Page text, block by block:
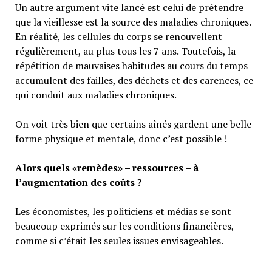
Un autre argument vite lancé est celui de prétendre
que la vieillesse est la source des maladies chroniques.
En réalité, les cellules du corps se renouvellent
régulièrement, au plus tous les 7 ans. Toutefois, la
répétition de mauvaises habitudes au cours du temps
accumulent des failles, des déchets et des carences, ce
qui conduit aux maladies chroniques.
On voit très bien que certains aînés gardent une belle
forme physique et mentale, donc c’est possible !
Alors quels «remèdes» – ressources – à
l’augmentation des coûts ?
Les économistes, les politiciens et médias se sont
beaucoup exprimés sur les conditions financières,
comme si c’était les seules issues envisageables.